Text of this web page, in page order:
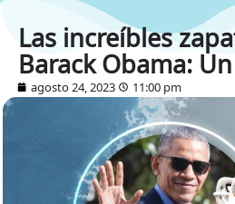
Las increíbles
Barack Obama:
agosto 24, 2023 11:00 pm